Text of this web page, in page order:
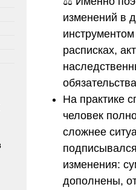
изменений в
расписках,
На практике
человек
сложнее
изменения:
дополнены,